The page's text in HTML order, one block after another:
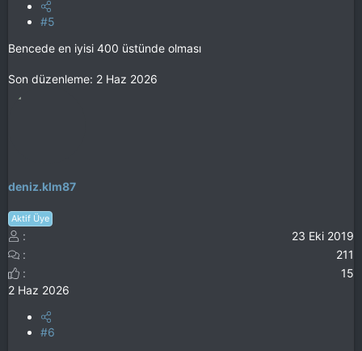
#5
Bencede en iyisi 400 üstünde olması
Son düzenleme: 2 Haz 2026
deniz.klm87
Aktif Üye
23 Eki 2019
211
15
2 Haz 2026
#6